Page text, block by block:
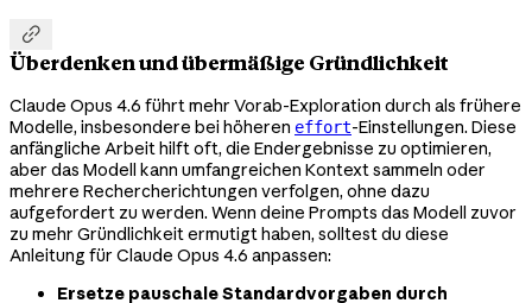

Überdenken und übermäßige Gründlichkeit
Claude Opus 4.6 führt mehr Vorab-Exploration durch als frühere
Modelle, insbesondere bei höheren effort-Einstellungen. Diese
anfängliche Arbeit hilft oft, die Endergebnisse zu optimieren,
aber das Modell kann umfangreichen Kontext sammeln oder
mehrere Rechercherichtungen verfolgen, ohne dazu
aufgefordert zu werden. Wenn deine Prompts das Modell zuvor
zu mehr Gründlichkeit ermutigt haben, solltest du diese
Anleitung für Claude Opus 4.6 anpassen:
Ersetze pauschale Standardvorgaben durch